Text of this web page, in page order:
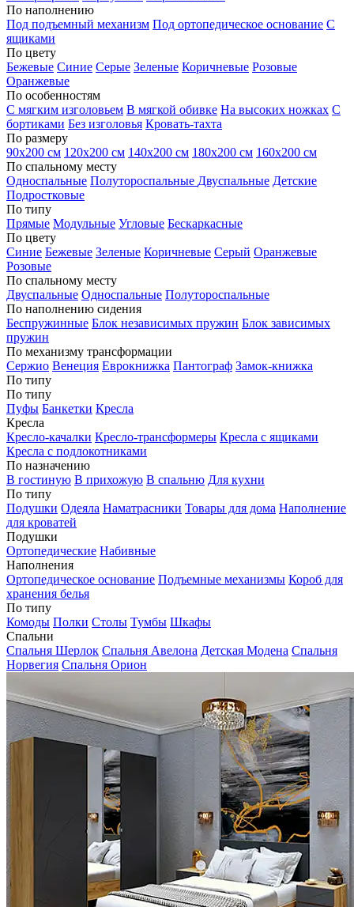
По наполнению
Под подъемный механизм Под ортопедическое основание С
ящиками
По цвету
Бежевые Синие Серые Зеленые Коричневые Розовые
Оранжевые
По особенностям
С мягким изголовьем В мягкой обивке На высоких ножках С
бортиками Без изголовья Кровать-тахта
По размеру
90х200 см 120х200 см 140х200 см 180х200 см 160х200 см
По спальному месту
Односпальные Полутороспальные Двуспальные Детские
Подростковые
По типу
Прямые Модульные Угловые Бескаркасные
По цвету
Синие Бежевые Зеленые Коричневые Серый Оранжевые
Розовые
По спальному месту
Двуспальные Односпальные Полутороспальные
По наполнению сидения
Беспружинные Блок независимых пружин Блок зависимых
пружин
По механизму трансформации
Сержио Венеция Еврокнижка Пантограф Замок-книжка
По типу
По типу
Пуфы Банкетки Кресла
Кресла
Кресло-качалки Кресло-трансформеры Кресла с ящиками
Кресла с подлокотниками
По назначению
В гостиную В прихожую В спальню Для кухни
По типу
Подушки Одеяла Наматрасники Товары для дома Наполнение
для кроватей
Подушки
Ортопедические Набивные
Наполнения
Ортопедическое основание Подъемные механизмы Короб для
хранения белья
По типу
Комоды Полки Столы Тумбы Шкафы
Спальни
Спальня Шерлок Спальня Авелона Детская Модена Спальня
Норвегия Спальня Орион